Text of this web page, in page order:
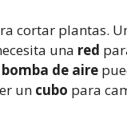
cortar plantas.
una red
bomba de aire
un cubo para